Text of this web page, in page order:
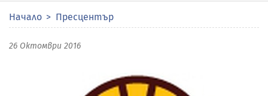
Начало Пресцентър
26 Октомври 2016